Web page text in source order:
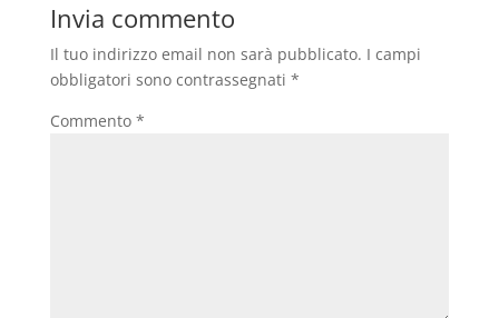
Invia commento
Il tuo indirizzo email non sarà pubblicato. I campi
obbligatori sono contrassegnati *
Commento *